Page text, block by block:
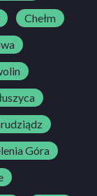
Chełm
Góra